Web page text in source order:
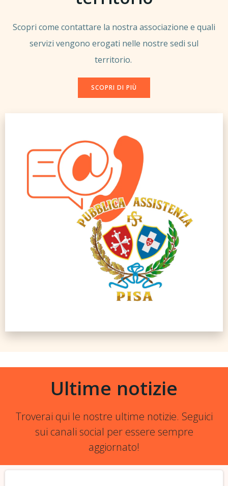
Scopri come contattare la nostra associazione e quali
servizi vengono erogati nelle nostre sedi sul
territorio.
SCOPRI DI PIÙ
Ultime notizie
Troverai qui le nostre ultime notizie. Seguici
sui canali social per essere sempre
aggiornato!